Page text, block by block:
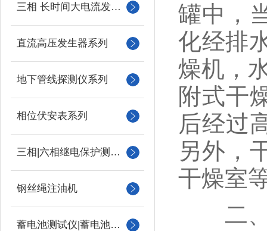
三相 长时间大电流发生器
直流高压发生器系列
地下管线探测仪系列
相位伏安表系列
三相|六相继电保护测试仪
钢丝绳注油机
蓄电池测试仪|蓄电池充放电测试仪
罐中，
化经排
燥机，
附式干
后经过
另外，
干燥室
二、